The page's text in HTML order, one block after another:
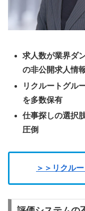
求人数が業界ダ
の非公開求人情
リクルートグル
を多数保有
仕事探しの選択
圧倒
＞＞リクル